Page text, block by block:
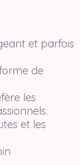
et parfois
de
les
et les